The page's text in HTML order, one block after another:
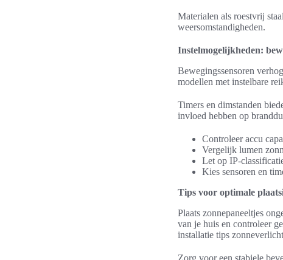
Materialen als roestvrij
weersomstandigheden.
Instelmogelijkheden:
Bewegingssensoren
modellen met instelbare
Timers en dimstanden
invloed hebben op
Controleer accu
Vergelijk lumen
Let op IP-
Kies sensoren en
Tips voor optimale
Plaats zonnepaneeltjes
van je huis en controleer
installatie tips
Zorg voor een stabiele